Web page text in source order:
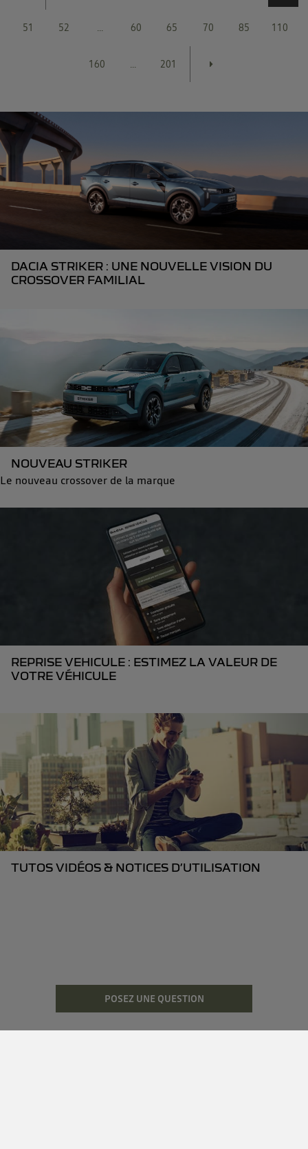
51 52 ... 60 65 70 85 110
160 ... 201
DACIA STRIKER : UNE NOUVELLE VISION DU
CROSSOVER FAMILIAL
NOUVEAU STRIKER
Le nouveau crossover de la marque
REPRISE VEHICULE : ESTIMEZ LA VALEUR DE
VOTRE VÉHICULE
TUTOS VIDÉOS & NOTICES D’UTILISATION
POSEZ UNE QUESTION